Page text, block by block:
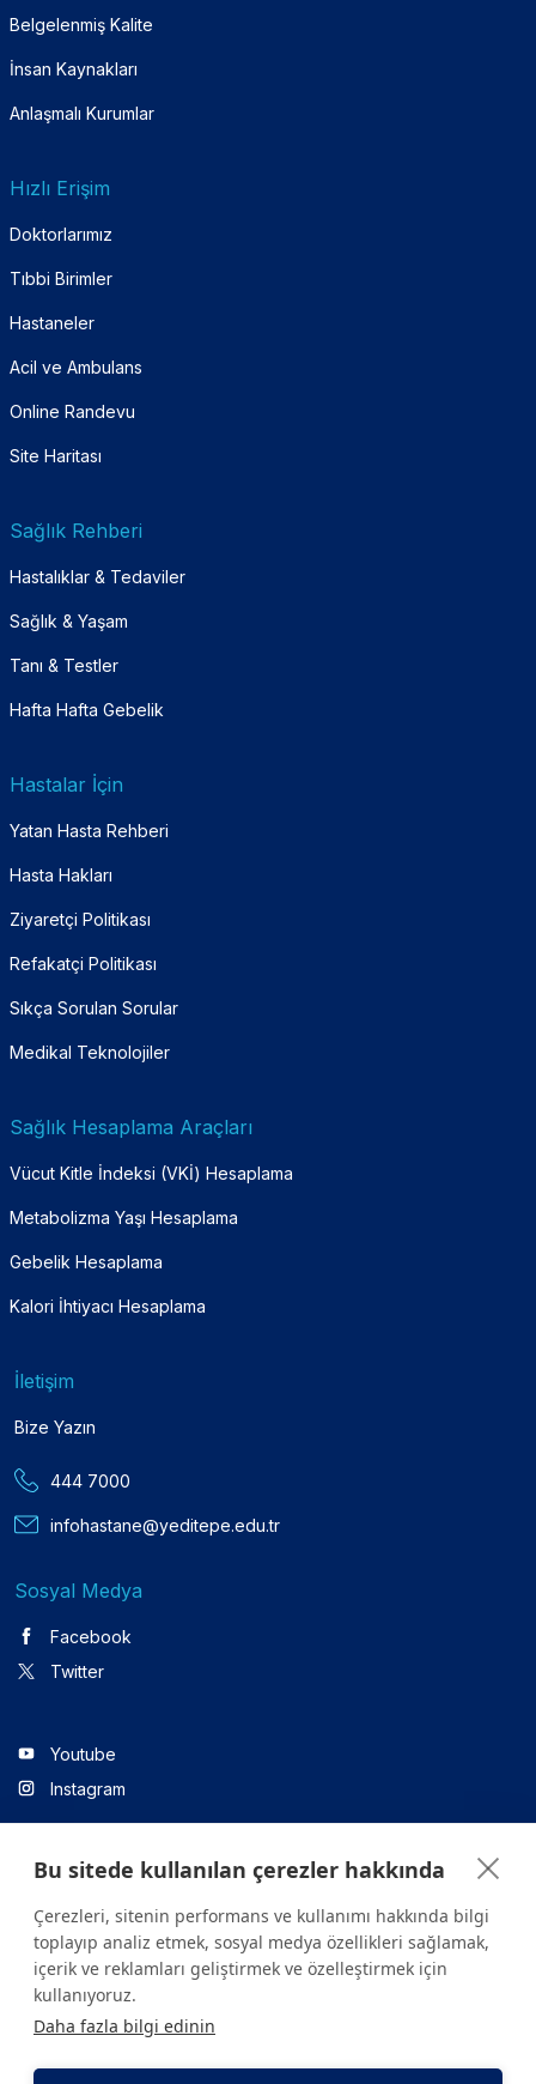
Belgelenmiş Kalite
İnsan Kaynakları
Anlaşmalı Kurumlar
Hızlı Erişim
Doktorlarımız
Tıbbi Birimler
Hastaneler
Acil ve Ambulans
Online Randevu
Site Haritası
Sağlık Rehberi
Hastalıklar & Tedaviler
Sağlık & Yaşam
Tanı & Testler
Hafta Hafta Gebelik
Hastalar İçin
Yatan Hasta Rehberi
Hasta Hakları
Ziyaretçi Politikası
Refakatçi Politikası
Sıkça Sorulan Sorular
Medikal Teknolojiler
Sağlık Hesaplama Araçları
Vücut Kitle İndeksi (VKİ) Hesaplama
Metabolizma Yaşı Hesaplama
Gebelik Hesaplama
Kalori İhtiyacı Hesaplama
İletişim
Bize Yazın
444 7000
infohastane@yeditepe.edu.tr
Sosyal Medya
Facebook
Twitter
Youtube
Instagram
Linkedin
Sitede yer alan tüm içerikler yalnızca bilgilendirme amaçlıdır.
Sağlığınızla ilgili sorularınız için mutlaka doktoruza ya da bir sağlık
kuruluşuna başvurunuz.
Bu sitede kullanılan çerezler hakkında
Çerezleri, sitenin performans ve kullanımı hakkında bilgi
toplayıp analiz etmek, sosyal medya özellikleri sağlamak,
içerik ve reklamları geliştirmek ve özelleştirmek için
kullanıyoruz.
Daha fazla bilgi edinin